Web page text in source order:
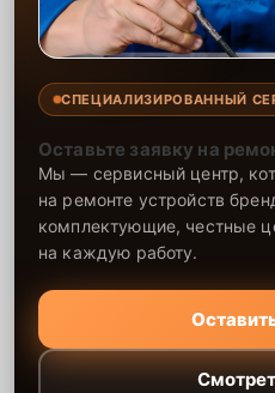
СПЕЦИАЛИЗИРОВАННЫЙ
Оставьте заявку на
Мы — сервисный центр,
на ремонте устройств
комплектующие, честные
на каждую работу.